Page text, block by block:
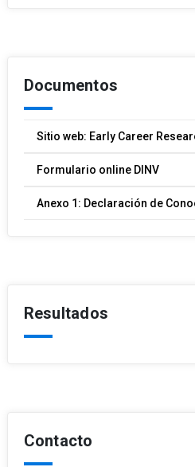
Documentos
Sitio web: Early Career
Formulario online DINV
Anexo 1: Declaración de
Resultados
Contacto